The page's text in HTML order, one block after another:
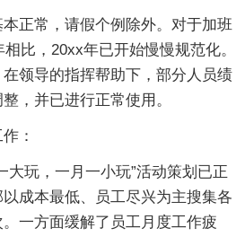
正常，请假个例除外。对于加班
比，20xx年已开始慢慢规范化。
领导的指挥帮助下，部分人员绩
，并已进行正常使用。
：
大玩，一月一小玩”活动策划已正
成本最低、员工尽兴为主搜集各
一方面缓解了员工月度工作疲